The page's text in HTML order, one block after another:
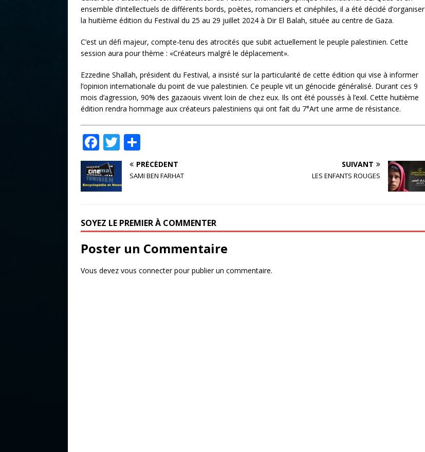
ensemble d’intellectuels de différents bords, poètes, romanciers et cinéphiles, il a été décidé d’organiser
la huitième édition du Festival du 25 au 29 juillet 2024 à Dir El Balah, située au centre de Gaza.
C’est un défi majeur, compte-tenu des atrocités que subit actuellement le peuple palestinien. Cette
session aura pour thème : «Créateurs malgré le déplacement».
Ezzedine Shallah, président du Festival, a insisté sur la particularité de cette édition qui vise à informer
l’opinion internationale du point de vue palestinien. Ce peuple vit un génocide généralisé. Durant ces 9
mois d’agression, 90% des gazaouis vivent loin de chez eux. Ils ont été poussés à l’exil. Cette huitième
édition rendra hommage aux créateurs palestiniens qui ont fait du 7°Art une arme de résistance.
F
a
c
e
o
o
k
T
w
it
te
ar
ta
r
PRÉCÉDENT
SAMI BEN FARHAT
SUIVANT
LES ENFANTS ROUGES
SOYEZ LE PREMIER À COMMENTER
Poster un Commentaire
Vous devez vous connecterpour publier un commentaire.